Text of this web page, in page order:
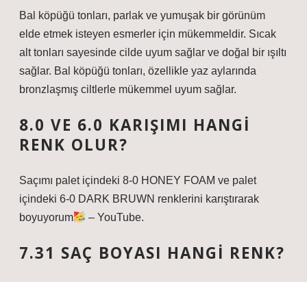
Bal köpüğü tonları, parlak ve yumuşak bir görünüm
elde etmek isteyen esmerler için mükemmeldir. Sıcak
alt tonları sayesinde cilde uyum sağlar ve doğal bir ışıltı
sağlar. Bal köpüğü tonları, özellikle yaz aylarında
bronzlaşmış ciltlerle mükemmel uyum sağlar.
8.0 VE 6.0 KARIŞIMI HANGI
RENK OLUR?
Saçımı palet içindeki 8-0 HONEY FOAM ve palet
içindeki 6-0 DARK BRUWN renklerini karıştırarak
boyuyorum
– YouTube.
7.31 SAÇ BOYASI HANGI RENK?